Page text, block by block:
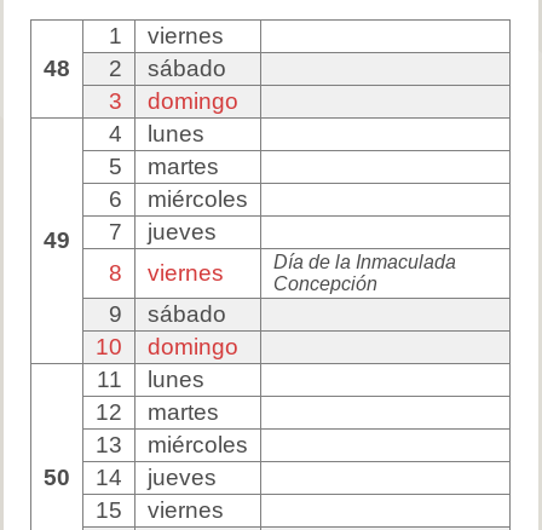
48
1
viernes
2
sábado
3
domingo
49
4
lunes
5
martes
6
miércoles
7
jueves
8
viernes
Día de la Inmaculada
Concepción
9
sábado
10
domingo
50
11
lunes
12
martes
13
miércoles
14
jueves
15
viernes